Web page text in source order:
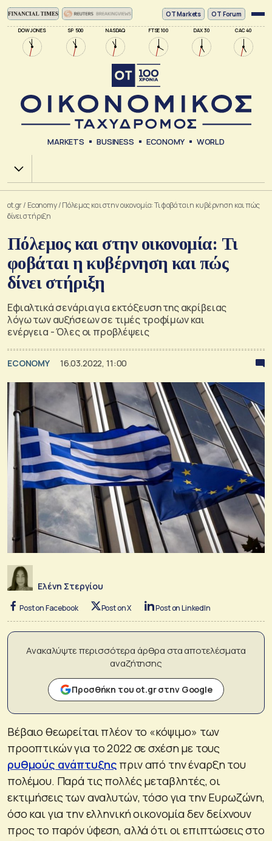
DOW JONES SP 500 NASDAQ FTSE 100 DAX 30 CAC 40
ΟΤ Markets OT Forum
MARKETS BUSINESS ECONOMY WORLD
Χ.Α.
ot.gr/ Economy/Πόλεμος και στην οικονομία: Τι φοβάται η κυβέρνηση και πώς
δίνει στήριξη
Πόλεμος και στην οικονομία: Τι
φοβάται η κυβέρνηση και πώς
δίνει στήριξη
Εφιαλτικά σενάρια για εκτόξευση της ακρίβειας
λόγω των αυξήσεων σε τιμές τροφίμων και
ενέργεια - Όλες οι προβλέψεις
ECONOMY 16.03.2022, 11:00
Ελένη Στεργίου
Post on Facebook Post on X Post on LinkedIn
Ανακαλύψτε περισσότερα άρθρα στα αποτελέσματα
αναζήτησης
Προσθήκη του ot.gr στην Google
Βέβαιο θεωρείται πλέον το «κόψιμο» των
προοπτικών για το 2022 σε σχέση με τους
ρυθμούς ανάπτυξης πριν από την έναρξη του
πολέμου. Παρά τις πολλές μεταβλητές, οι
εκτιμήσεις των αναλυτών, τόσο για την Ευρωζώνη,
όσο και για την ελληνική οικονομία δεν δείχνουν
προς το παρόν ύφεση, αλλά ότι οι επιπτώσεις στο